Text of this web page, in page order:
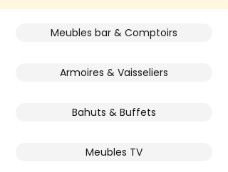
Meubles bar & Comptoirs
Armoires & Vaisseliers
Bahuts & Buffets
Meubles TV